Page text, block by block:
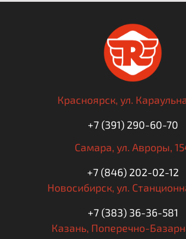
Красноярск, ул.
+7 (391) 290-60-70
Самара, ул. Авроры,
+7 (846) 202-02-12
Новосибирск, ул.
+7 (383) 36-36-581
Казань, Поперечно-